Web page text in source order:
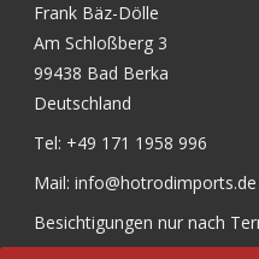
Frank Bäz-Dölle
Am Schloßberg 3
99438 Bad Berka
Deutschland
Tel: +49 171 1958 996
Mail: info@hotrodimports.de
Besichtigungen nur nach